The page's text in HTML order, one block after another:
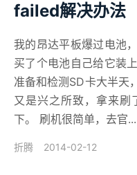
failed解决办法
我的昂达平板爆过电池
买了个电池自己给它装
准备和检测SD卡大半天
又是兴之所致，拿来刷
下。 刷机很简单，去官...
折腾 2014-02-12